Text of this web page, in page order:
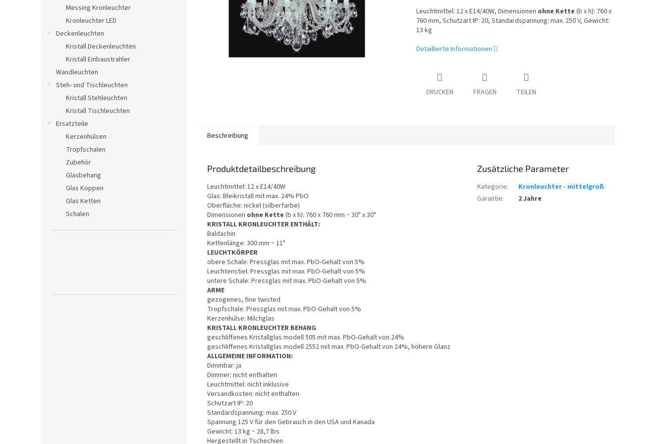
Messing Kronleuchter
Kronleuchter LED
Deckenleuchten
Kristall Deckenleuchten
Kristall Einbaustrahler
Wandleuchten
Steh- und Tischleuchten
Kristall Stehleuchten
Kristall Tischleuchten
Ersatzteile
Kerzenhülsen
Tropfschalen
Zubehör
Glasbehang
Glas Koppen
Glas Ketten
Schalen
Leuchtmittel: 12 x E14/40W, Dimensionen ohne Kette (b x h): 760 x
760 mm, Schutzart IP: 20, Standardspannung: max. 250 V, Gewicht:
13 kg
Detaillierte Informationen
DRUCKEN FRAGEN TEILEN
Beschreibung
Produktdetailbeschreibung
Leuchtmittel: 12 x E14/40W
Glas: Bleikristall mit max. 24% PbO
Oberfläche: nickel (silberfarbe)
Dimensionen ohne Kette (b x h): 760 x 760 mm ~ 30" x 30"
KRISTALL KRONLEUCHTER ENTHÄLT:
Baldachin
Kettenlänge: 300 mm ~ 11"
LEUCHTKÖRPER
obere Schale: Pressglas mit max. PbO-Gehalt von 5%
Leuchtenstiel: Pressglas mit max. PbO-Gehalt von 5%
untere Schale: Pressglas mit max. PbO-Gehalt von 5%
ARME
gezogenes, fine twisted
Tropfschale: Pressglas mit max. PbO-Gehalt von 5%
Kerzenhülse: Milchglas
KRISTALL KRONLEUCHTER BEHANG
geschliffenes Kristallglas modell 505 mit max. PbO-Gehalt von 24%
geschliffenes Kristallglas modell 2552 mit max. PbO-Gehalt von 24%, höhere Glanz
ALLGEMEINE INFORMATION:
Dimmbar: ja
Dimmer: nicht enthalten
Leuchtmittel: nicht inklusive
Versandkosten: nicht enthalten
Schutzart IP: 20
Standardspannung: max. 250 V
Spannung 125 V für den Gebrauch in den USA und Kanada
Gewicht: 13 kg ~ 28,7 lbs
Hergestellt in Tschechien
Zusätzliche Parameter
Kategorie:
Kronleuchter - mittelgroß
Garantie: 2 Jahre